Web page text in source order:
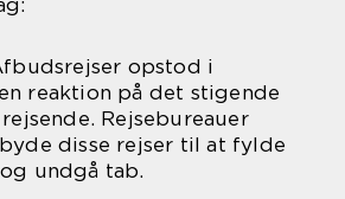
opstod i
en reaktion på det stigende
Rejsebureauer
disse rejser til at fylde
undgå tab.